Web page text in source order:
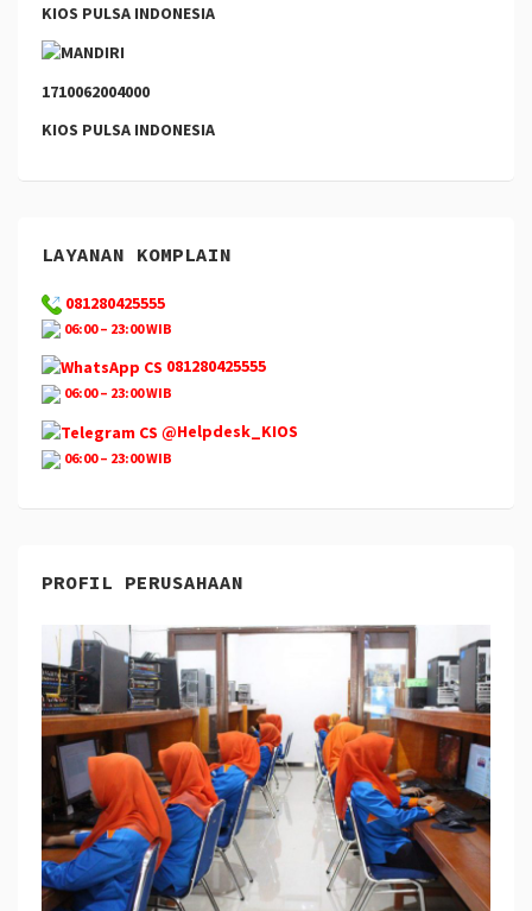
KIOS PULSA INDONESIA
1710062004000
KIOS PULSA INDONESIA
LAYANAN KOMPLAIN
081280425555
06:00 – 23:00 WIB
081280425555
06:00 – 23:00 WIB
@Helpdesk_KIOS
06:00 – 23:00 WIB
PROFIL PERUSAHAAN